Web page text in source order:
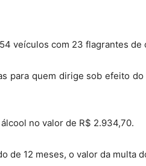
veículos com 23 flagrantes
para quem dirige sob efeito
no valor de R$ 2.934,70.
de 12 meses, o valor da multa